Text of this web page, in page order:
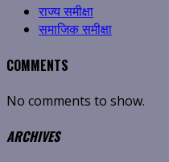
राज्य समीक्षा
समाजिक समीक्षा
COMMENTS
No comments to show.
ARCHIVES